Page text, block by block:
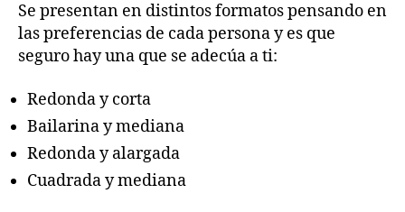
Se presentan en distintos formatos pensando en
las preferencias de cada persona y es que
seguro hay una que se adecúa a ti:
Redonda y corta
Bailarina y mediana
Redonda y alargada
Cuadrada y mediana